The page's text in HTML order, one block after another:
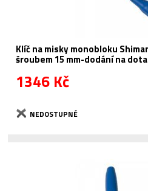
Klíč na misky monobloku
šroubem 15 mm-dodání na
1346 Kč
NEDOSTUPNÉ